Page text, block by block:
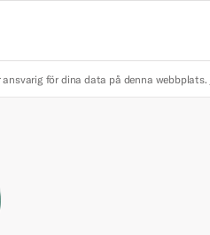
för dina data på denna webbplats.